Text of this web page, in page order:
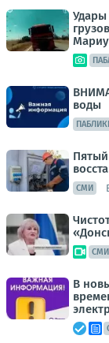
воды
СМИ
СМИ
В